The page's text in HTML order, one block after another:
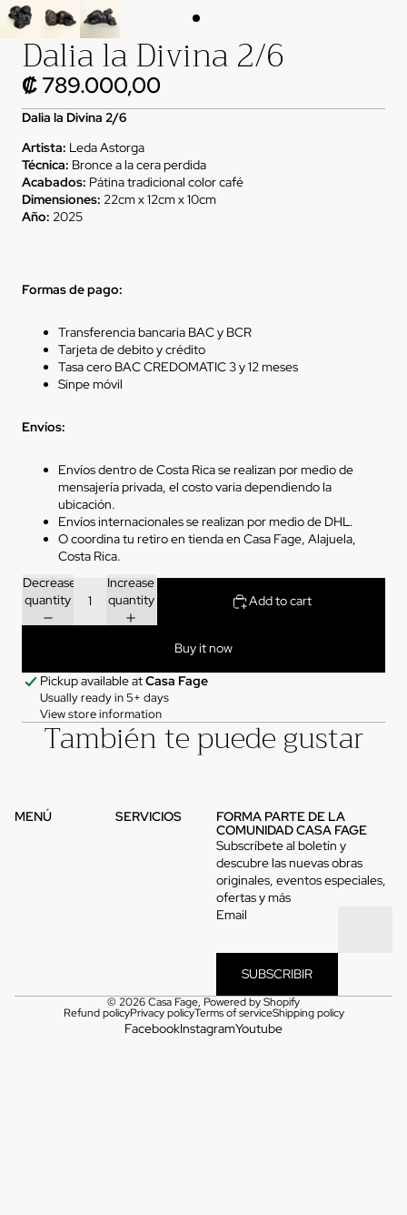
Dalia la Divina 2/6
₡ 789.000,00
Dalia la Divina 2/6
Artista: Leda Astorga
Técnica: Bronce a la cera perdida
Acabados: Pátina tradicional color café
Dimensiones: 22cm x 12cm x 10cm
Año: 2025
Formas de pago:
Transferencia bancaria BAC y BCR
Tarjeta de debito y crédito
Tasa cero BAC CREDOMATIC 3 y 12 meses
Sinpemóvil
Envíos:
Envíosdentro de Costa Ricase realizan por medio de
mensajería privada, el costo varia dependiendo la
ubicación.
Envíosinternacionalesse realizan por medio de DHL.
O coordina tu retiro en tienda en Casa Fage, Alajuela,
Costa Rica.
Decrease
quantity
Increase
quantity
Add to cart
Buy it now
Pickup available atCasa Fage
Usually ready in 5+ days
View store information
También te puede gustar
MENÚ SERVICIOS
FORMA PARTE DE LA
COMUNIDAD CASA FAGE
Subscríbete al boletín y
descubre las nuevas obras
originales, eventos especiales,
ofertas y más
Email
SUBSCRIBIR
© 2026Casa Fage, Powered by Shopify
Refund policyPrivacy policyTerms of serviceShipping policy
FacebookInstagramYoutube